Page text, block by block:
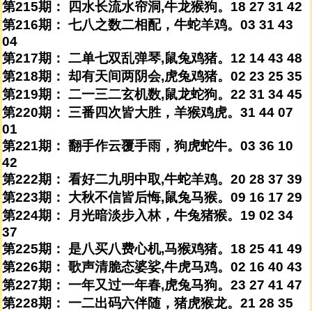
第215期： 四水长流水帘洞,牛龙猴狗。18 27 31 42
第216期： 七八之数二相配，牛蛇羊鸡。03 31 43
04
第217期： 二单七双乱弹琴,鼠兔鸡猪。12 14 43 48
第218期： 却有天间两阴会,虎兔鸡猪。02 23 25 35
第219期： 二一三二玄机数,鼠龙蛇狗。22 31 34 45
第220期： 三番四次皆大胜，羊猴鸡虎。31 44 07
01
第221期： 翻手作云覆手雨，狗虎蛇牛。03 36 10
42
第222期： 看好二九明中取,牛蛇羊鸡。20 28 37 39
第223期： 大秋不信皆后悔,鼠兔马猴。09 16 17 29
第224期： 月光暗淡步入林，牛兔猪猴。19 02 34
37
第225期： 是八买八费心机,马猴鸡猪。18 25 41 49
第226期： 歌声清脆态婆娑,牛虎马鸡。02 16 40 43
第227期： 一年又过一年春,虎兔马狗。23 27 41 47
第228期： 一二出码六伴随，猪虎猴龙。21 28 35